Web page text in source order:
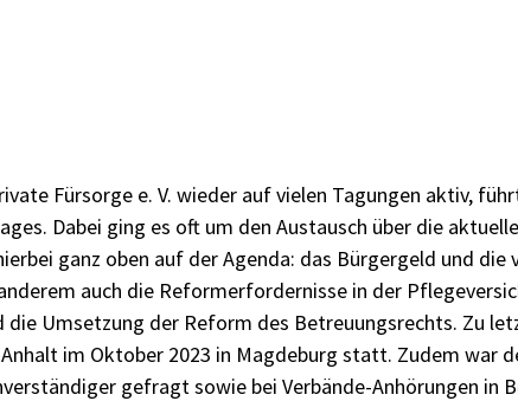
Fürsorge e. V. wieder auf vielen Tagungen aktiv,
Dabei ging es oft um den Austausch über die
ganz oben auf der Agenda: das Bürgergeld und
auch die Reformerfordernisse in der
Umsetzung der Reform des Betreuungsrechts. Zu
im Oktober 2023 in Magdeburg statt. Zudem war
gefragt sowie bei Verbände-Anhörungen in